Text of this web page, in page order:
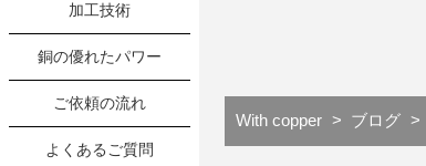
加工技術
銅の優れたパワー
ご依頼の流れ
よくあるご質問
With copper ブログ